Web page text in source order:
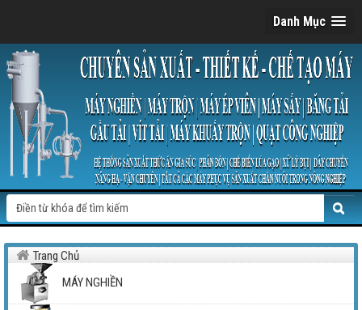
Danh Mục
Trang Chủ
MÁY NGHIỀN